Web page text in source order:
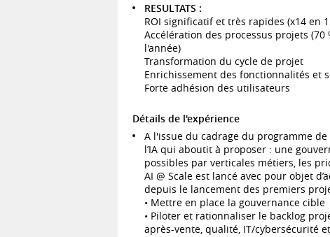
RESULTATS :
ROI significatif et très rapides (x14 en
Accélération des processus projets
l'année)
Transformation du cycle de projet
Enrichissement des fonctionnalités et
Forte adhésion des utilisateurs
Détails de l'expérience
A l'issue du cadrage du programme
l’IA qui aboutit à proposer : une
possibles par verticales métiers, les
AI @ Scale est lancé avec pour objet
depuis le lancement des premiers
• Mettre en place la gouvernance cible
• Piloter et rationnaliser le backlog
après-vente, qualité, IT/cybersécurité